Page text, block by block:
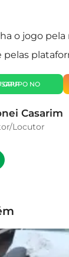
o jogo pela
pelas
NO WHATSAPP
Casarim
Locutor